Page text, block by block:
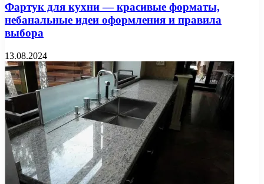
Фартук для кухни — красивые форматы,
небанальные идеи оформления и правила
выбора
13.08.2024